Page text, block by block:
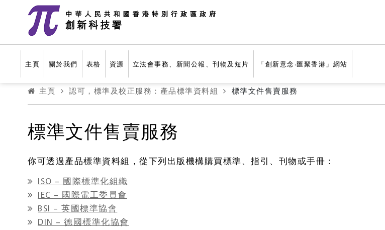
跳至主要內容
主頁 關於我們 表格 資源 立法會事務、新聞公報、刊物及短片 「創新意念·匯聚香港」網站
主頁 認可，標準及校正服務：產品標準資料組 標準文件售賣服務
標準文件售賣服務
你可透過產品標準資料組，從下列出版機構購買標準、指引、刊物或手冊：
ISO – 國際標準化組織
IEC – 國際電工委員會
BSI – 英國標準協會
DIN – 德國標準化協會